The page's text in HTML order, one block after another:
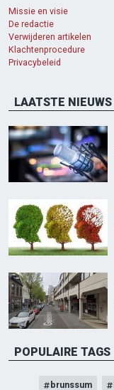
Missie en visie
De redactie
Verwijderen artikelen
Klachtenprocedure
Privacybeleid
LAATSTE NIEUWS
POPULAIRE TAGS
brunssum